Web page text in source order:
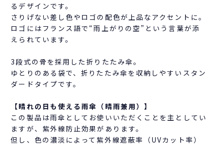
るデザインです。
さりげない差し色やロゴの配色が上品なアクセントに。
ロゴにはフランス語で“雨上がりの空”という言葉が添
えられています。
3段式の骨を採用した折りたたみ傘。
ゆとりのある袋で、折りたたみ傘を収納しやすいスタン
ダードタイプです。
【晴れの日も使える雨傘（晴雨兼用）】
この製品は雨傘としてお使いいただくことを主としてい
ますが、紫外線防止効果があります。
但し、色の濃淡によって紫外線遮蔽率（UVカット率）